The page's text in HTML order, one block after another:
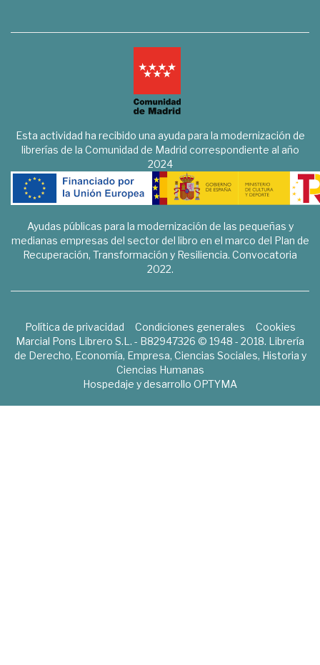
Esta actividad ha recibido una ayuda para la modernización de
librerías de la Comunidad de Madrid correspondiente al año
2024
Ayudas públicas para la modernización de las pequeñas y
medianas empresas del sector del libro en el marco del Plan de
Recuperación, Transformación y Resiliencia. Convocatoria
2022.
Política de privacidad Condiciones generales
Cookies
Marcial Pons Librero S.L. - B82947326 © 1948 - 2018. Librería
de Derecho, Economía, Empresa, Ciencias Sociales, Historia y
Ciencias Humanas
Hospedaje y desarrollo OPTYMA